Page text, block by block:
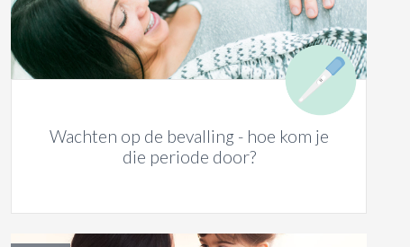
Wachten op de bevalling - hoe kom je
die periode door?